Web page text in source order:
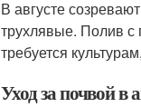
В августе
трухлявые. Полив с
требуется
Уход за почвой в